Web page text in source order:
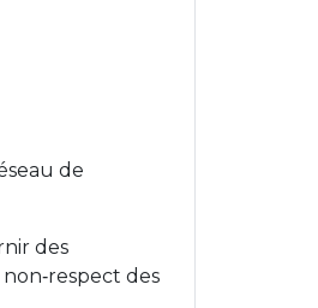
de
des
des